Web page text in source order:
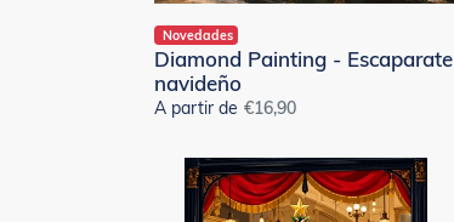
Novedades
Diamond Painting - Escaparate
navideño
A partir de Precio
€16,90
Diamond
Painting